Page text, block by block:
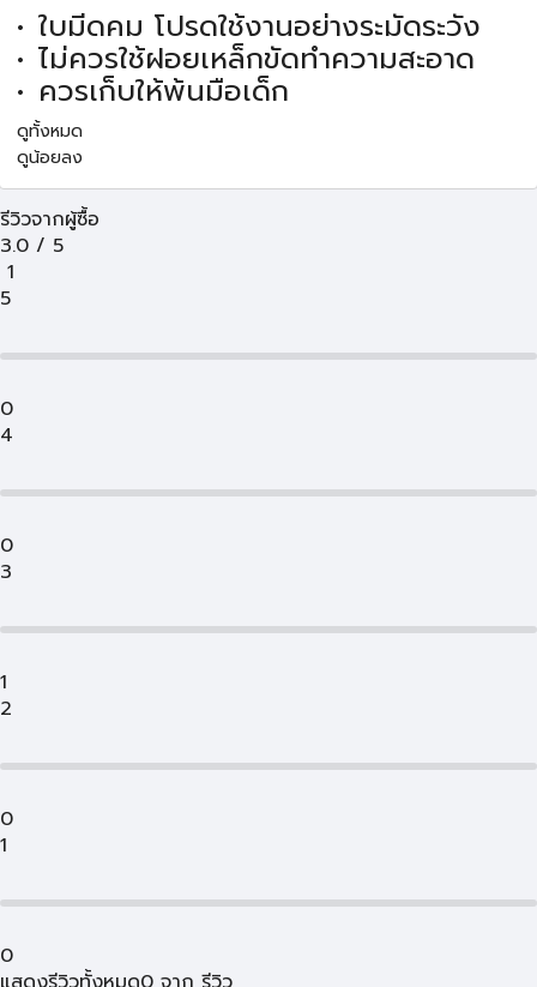
ใบมีดคม โปรดใช้งานอย่างระมัดระวัง
ไม่ควรใช้ฝอยเหล็กขัดทำความสะอาด
ควรเก็บให้พ้นมือเด็ก
ดูทั้งหมด
ดูน้อยลง
รีวิวจากผู้ซื้อ
3.0 / 5
1
5
0
4
0
3
1
2
0
1
0